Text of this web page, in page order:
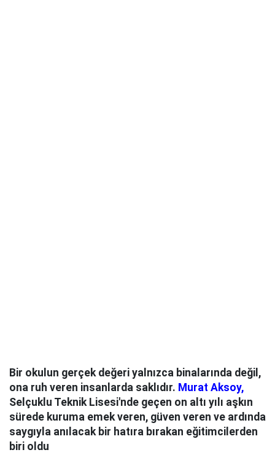
Bir okulun gerçek değeri yalnızca binalarında değil,
ona ruh veren insanlarda saklıdır. Murat Aksoy,
Selçuklu Teknik Lisesi'nde geçen on altı yılı aşkın
sürede kuruma emek veren, güven veren ve ardında
saygıyla anılacak bir hatıra bırakan eğitimcilerden
biri oldu